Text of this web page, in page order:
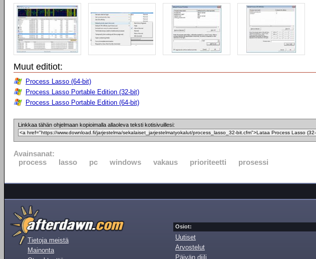
Muut editiot:
Process Lasso (64-bit)
Process Lasso Portable Edition (32-bit)
Process Lasso Portable Edition (64-bit)
Linkkaa tähän ohjelmaan kopioimalla allaoleva teksti kotisivuillesi:
Avainsanat:
process
lasso pc windows vakaus prioriteetti prosessi
Tietoja meistä
Mainonta
Osiot:
Uutiset
Arvostelut
Päivän diili